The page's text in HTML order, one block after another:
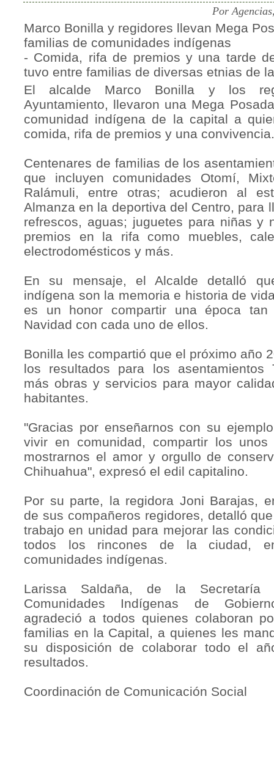
Por
Marco Bonilla y regidores llevan Mega
familias de comunidades indígenas
- Comida, rifa de premios y una tarde
tuvo entre familias de diversas etnias de
El alcalde Marco Bonilla y los
Ayuntamiento, llevaron una Mega
comunidad indígena de la capital a
comida, rifa de premios y una convivencia.
Centenares de familias de los
que incluyen comunidades Otomí,
Ralámuli, entre otras; acudieron al
Almanza en la deportiva del Centro, para
refrescos, aguas; juguetes para niñas y
premios en la rifa como muebles,
electrodomésticos y más.
En su mensaje, el Alcalde detalló
indígena son la memoria e historia de
es un honor compartir una época
Navidad con cada uno de ellos.
Bonilla les compartió que el próximo año
los resultados para los asentamientos
más obras y servicios para mayor
habitantes.
"Gracias por enseñarnos con su
vivir en comunidad, compartir los
mostrarnos el amor y orgullo de
Chihuahua", expresó el edil capitalino.
Por su parte, la regidora Joni Barajas,
de sus compañeros regidores, detalló
trabajo en unidad para mejorar las
todos los rincones de la ciudad,
comunidades indígenas.
Larissa Saldaña, de la
Comunidades Indígenas de
agradeció a todos quienes colaboran
familias en la Capital, a quienes les
su disposición de colaborar todo el
resultados.
Coordinación de Comunicación Social